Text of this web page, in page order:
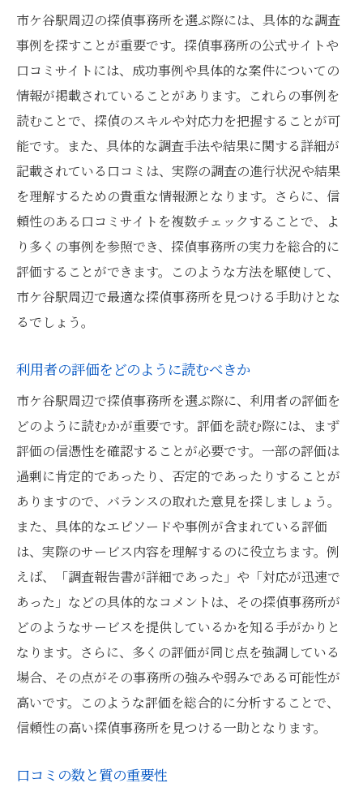
顧客対応の評価を口コミから知る
料金の透明性と口コミの関連性
口コミで探偵事務所を選ぶ際の注意点とコツ
偽口コミを見抜く方法
悪い口コミの読み解き方
複数の口コミを比較する重要性
具体的な調査内容に言及された口コミを探
す
サービスの一貫性を口コミで確認する
口コミの信憑性をチェックする方法
探偵事務所の口コミを活用してトラブルを避け
る方法
料金に関するトラブルを避けるための口コ
ミの読み方
サービス内容の明確さを確認する方法
口コミで事前にリスクを評価する
契約前に確認すべき口コミ情報
トラブル回避のための口コミの活用法
地域特性に詳しい探偵事務所の見つけ方
口コミで探す信頼できる探偵事務所
具体的なサービス内容を口コミで確認する
過去の調査事例を口コミから探る
口コミから学ぶ料金体系の透明性
口コミを通じた事前調査の方法
口コミを参考に探偵事務所の信頼性を判断する
市ケ谷駅周辺の探偵事務所を選ぶ際には、具体的な調査
事例を探すことが重要です。探偵事務所の公式サイトや
口コミサイトには、成功事例や具体的な案件についての
情報が掲載されていることがあります。これらの事例を
読むことで、探偵のスキルや対応力を把握することが可
能です。また、具体的な調査手法や結果に関する詳細が
記載されている口コミは、実際の調査の進行状況や結果
を理解するための貴重な情報源となります。さらに、信
頼性のある口コミサイトを複数チェックすることで、よ
り多くの事例を参照でき、探偵事務所の実力を総合的に
評価することができます。このような方法を駆使して、
市ケ谷駅周辺で最適な探偵事務所を見つける手助けとな
るでしょう。
利用者の評価をどのように読むべきか
市ケ谷駅周辺で探偵事務所を選ぶ際に、利用者の評価を
どのように読むかが重要です。評価を読む際には、まず
評価の信憑性を確認することが必要です。一部の評価は
過剰に肯定的であったり、否定的であったりすることが
ありますので、バランスの取れた意見を探しましょう。
また、具体的なエピソードや事例が含まれている評価
は、実際のサービス内容を理解するのに役立ちます。例
えば、「調査報告書が詳細であった」や「対応が迅速で
あった」などの具体的なコメントは、その探偵事務所が
どのようなサービスを提供しているかを知る手がかりと
なります。さらに、多くの評価が同じ点を強調している
場合、その点がその事務所の強みや弱みである可能性が
高いです。このような評価を総合的に分析することで、
信頼性の高い探偵事務所を見つける一助となります。
口コミの数と質の重要性